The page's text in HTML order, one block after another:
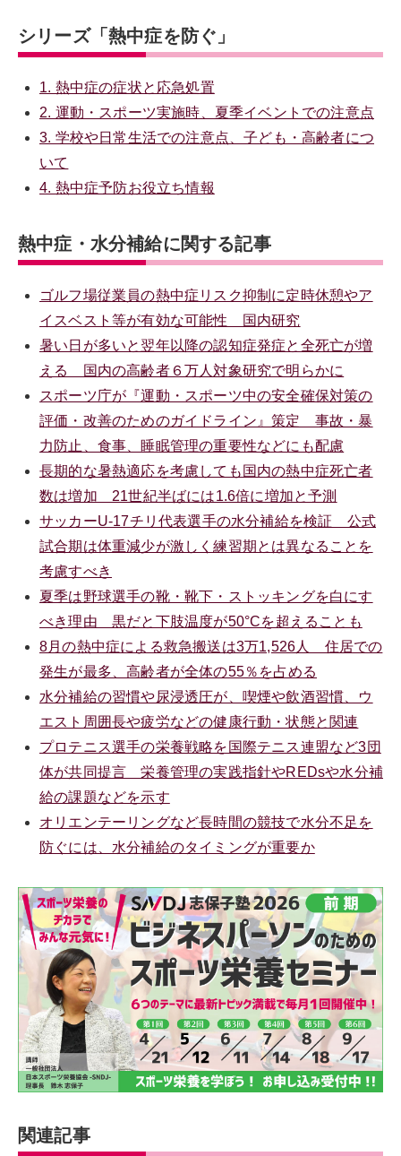
シリーズ「熱中症を防ぐ」
1. 熱中症の症状と応急処置
2. 運動・スポーツ実施時、夏季イベントでの注意点
3. 学校や日常生活での注意点、子ども・高齢者につ
いて
4. 熱中症予防お役立ち情報
熱中症・水分補給に関する記事
ゴルフ場従業員の熱中症リスク抑制に定時休憩やア
イスベスト等が有効な可能性 国内研究
暑い日が多いと翌年以降の認知症発症と全死亡が増
える 国内の高齢者６万人対象研究で明らかに
スポーツ庁が『運動・スポーツ中の安全確保対策の
評価・改善のためのガイドライン』策定 事故・暴
力防止、食事、睡眠管理の重要性などにも配慮
長期的な暑熱適応を考慮しても国内の熱中症死亡者
数は増加 21世紀半ばには1.6倍に増加と予測
サッカーU-17チリ代表選手の水分補給を検証 公式
試合期は体重減少が激しく練習期とは異なることを
考慮すべき
夏季は野球選手の靴・靴下・ストッキングを白にす
べき理由 黒だと下肢温度が50°Cを超えることも
8月の熱中症による救急搬送は3万1,526人 住居での
発生が最多、高齢者が全体の55％を占める
水分補給の習慣や尿浸透圧が、喫煙や飲酒習慣、ウ
エスト周囲長や疲労などの健康行動・状態と関連
プロテニス選手の栄養戦略を国際テニス連盟など3団
体が共同提言 栄養管理の実践指針やREDsや水分補
給の課題などを示す
オリエンテーリングなど長時間の競技で水分不足を
防ぐには、水分補給のタイミングが重要か
関連記事